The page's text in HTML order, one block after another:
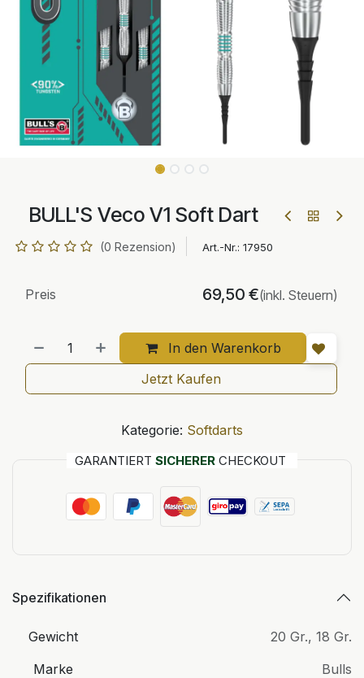
BULL'S Veco V1 Soft Dart
(0 Rezension) Art.-Nr.: 17950
In den Warenkorb
Preis 69,50 €(inkl. Steuern)
Jetzt Kaufen
Kategorie: Softdarts
GARANTIERT SICHERER CHECKOUT
Spezifikationen
Gewicht 20 Gr., 18 Gr.
Marke
Bulls